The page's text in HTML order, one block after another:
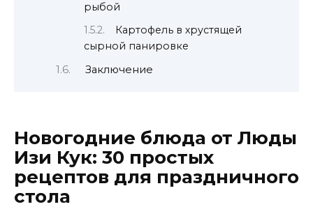
рыбой
Картофель в хрустящей
сырной панировке
Заключение
Новогодние блюда от Люды
Изи Кук: 30 простых
рецептов для праздничного
стола